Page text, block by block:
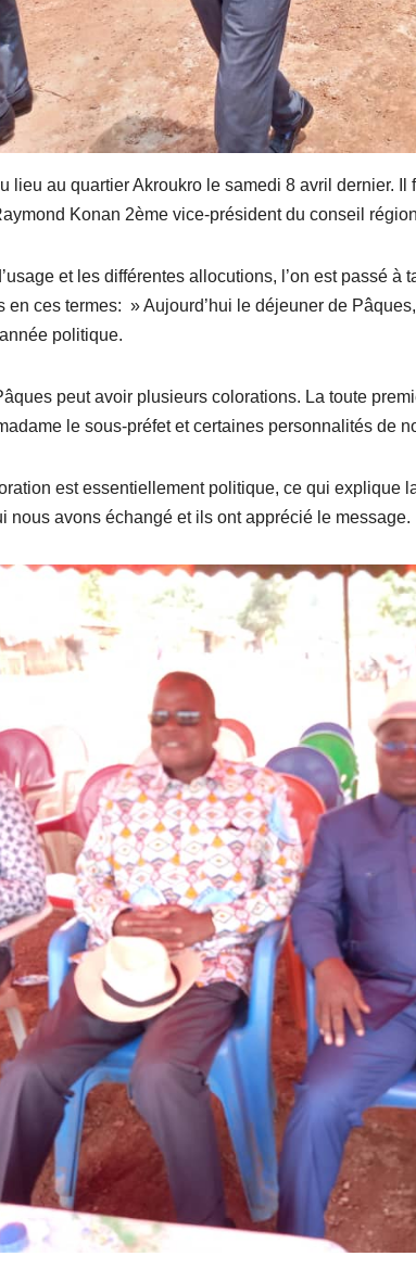
lieu au quartier Akroukro le samedi 8 avril dernier.
Konan 2ème vice-président du conseil
et les différentes allocutions, l’on est passé
en ces termes: » Aujourd’hui le déjeuner de
politique.
peut avoir plusieurs colorations. La toute
le sous-préfet et certaines personnalités de
est essentiellement politique, ce qui explique
nous avons échangé et ils ont apprécié le message.